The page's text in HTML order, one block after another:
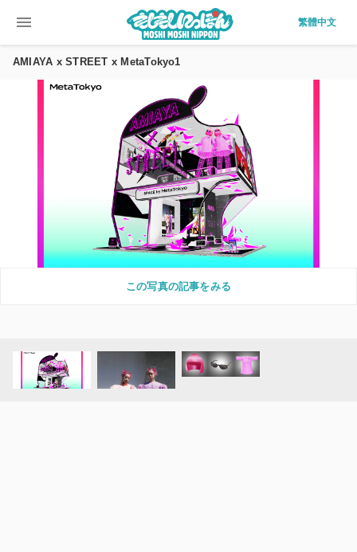
menu 繁體中文
AMIAYA x STREET x MetaTokyo1
この写真の記事をみる